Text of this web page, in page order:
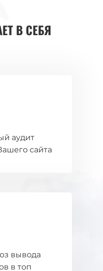
аудит
сайта
вывода
в топ
В СЕБЯ